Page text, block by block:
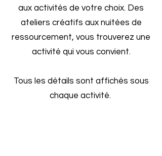
aux activités de votre choix. Des
ateliers créatifs aux nuitées de
ressourcement, vous trouverez une
activité qui vous convient.
Tous les détails sont affichés sous
chaque activité.